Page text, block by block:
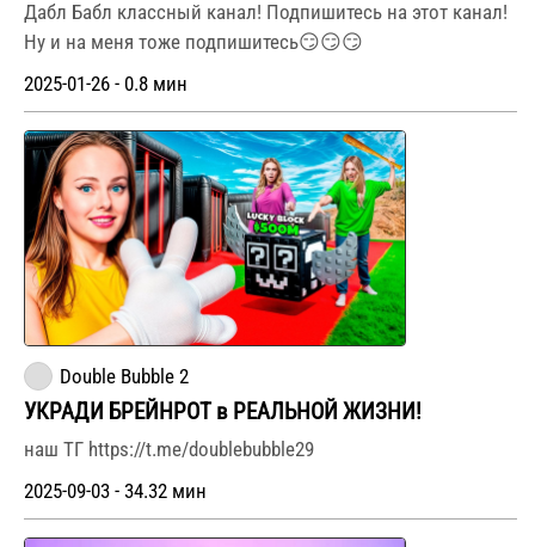
Дабл Бабл классный канал! Подпишитесь на этот канал!
Ну и на меня тоже подпишитесь😏😏😏
2025-01-26 - 0.8 мин
Double Bubble 2
УКРАДИ БРЕЙНРОТ в РЕАЛЬНОЙ ЖИЗНИ!
наш ТГ https://t.me/doublebubble29
2025-09-03 - 34.32 мин